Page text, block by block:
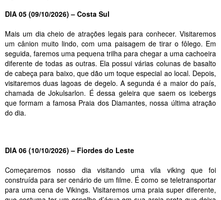
DIA 05 (09/10/2026) – Costa Sul
Mais um dia cheio de atrações legais para conhecer. Visitaremos
um cânion muito lindo, com uma paisagem de tirar o fôlego. Em
seguida, faremos uma pequena trilha para chegar a uma cachoeira
diferente de todas as outras. Ela possui várias colunas de basalto
de cabeça para baixo, que dão um toque especial ao local. Depois,
visitaremos duas lagoas de degelo. A segunda é a maior do país,
chamada de Jokulsarlon. É dessa geleira que saem os icebergs
que formam a famosa Praia dos Diamantes, nossa última atração
do dia.
DIA 06 (10/10/2026) – Fiordes do Leste
Começaremos nosso dia visitando uma vila viking que foi
construída para ser cenário de um filme. É como se teletransportar
para uma cena de Vikings. Visitaremos uma praia super diferente,